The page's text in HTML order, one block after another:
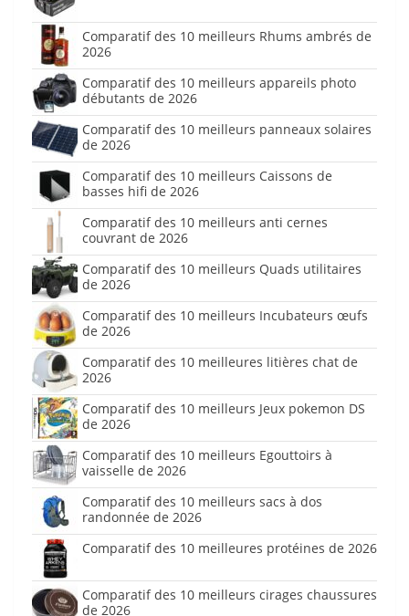
Comparatif des 10 meilleurs Rhums ambrés de
2026
Comparatif des 10 meilleurs appareils photo
débutants de 2026
Comparatif des 10 meilleurs panneaux solaires
de 2026
Comparatif des 10 meilleurs Caissons de
basses hifi de 2026
Comparatif des 10 meilleurs anti cernes
couvrant de 2026
Comparatif des 10 meilleurs Quads utilitaires
de 2026
Comparatif des 10 meilleurs Incubateurs œufs
de 2026
Comparatif des 10 meilleures litières chat de
2026
Comparatif des 10 meilleurs Jeux pokemon DS
de 2026
Comparatif des 10 meilleurs Egouttoirs à
vaisselle de 2026
Comparatif des 10 meilleurs sacs à dos
randonnée de 2026
Comparatif des 10 meilleures protéines de 2026
Comparatif des 10 meilleurs cirages chaussures
de 2026